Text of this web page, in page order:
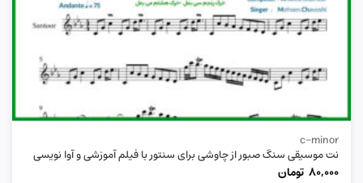
c-minor
نت موسیقی سنگ صبور از چاوشی برای سنتور با فیلم آموزشی و آوا نویسی
80,000 تومان